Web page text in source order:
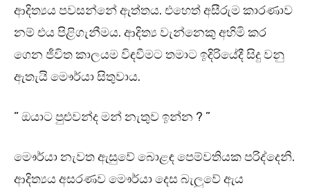
ආදිත්‍යය පවසන්නේ ඇත්තය. එහෙත් අසීරුම කාරණාව
නම් එය පිළිගැනීමය. ආදිත්‍ය වැන්නෙකු අහිමි කර
ගෙන ජීවිත කාලයම විඳවීමට තමාට ඉදිරියේදී සිදු වනු
ඇතැයි මෞර්යා සිතුවාය.
” ඔයාට පුළුවන්ද මන් නැතුව ඉන්න ? ”
මෞර්යා නැවත ඇසුවේ බොළඳ පෙම්වතියක පරිද්දෙනි.
ආදිත්‍යය අසරණව මෞර්යා දෙස බැලුවේ ඇය